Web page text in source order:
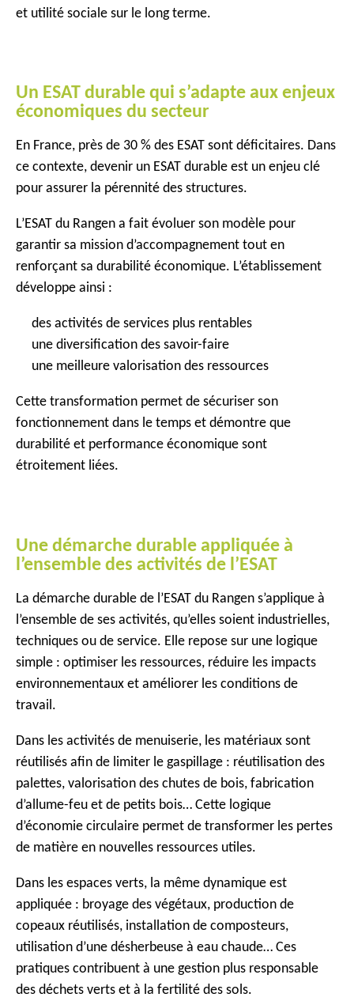
et utilité sociale sur le long terme.
Un ESAT durable qui s’adapte aux enjeux
économiques du secteur
En France, près de 30 % des ESAT sont déficitaires. Dans
ce contexte, devenir un ESAT durable est un enjeu clé
pour assurer la pérennité des structures.
L’ESAT du Rangen a fait évoluer son modèle pour
garantir sa mission d’accompagnement tout en
renforçant sa durabilité économique. L’établissement
développe ainsi :
des activités de services plus rentables
une diversification des savoir-faire
une meilleure valorisation des ressources
Cette transformation permet de sécuriser son
fonctionnement dans le temps et démontre que
durabilité et performance économique sont
étroitement liées.
Une démarche durable appliquée à
l’ensemble des activités de l’ESAT
La démarche durable de l’ESAT du Rangen s’applique à
l’ensemble de ses activités, qu’elles soient industrielles,
techniques ou de service. Elle repose sur une logique
simple : optimiser les ressources, réduire les impacts
environnementaux et améliorer les conditions de
travail.
Dans les activités de menuiserie, les matériaux sont
réutilisés afin de limiter le gaspillage : réutilisation des
palettes, valorisation des chutes de bois, fabrication
d’allume-feu et de petits bois… Cette logique
d’économie circulaire permet de transformer les pertes
de matière en nouvelles ressources utiles.
Dans les espaces verts, la même dynamique est
appliquée : broyage des végétaux, production de
copeaux réutilisés, installation de composteurs,
utilisation d’une désherbeuse à eau chaude… Ces
pratiques contribuent à une gestion plus responsable
des déchets verts et à la fertilité des sols.